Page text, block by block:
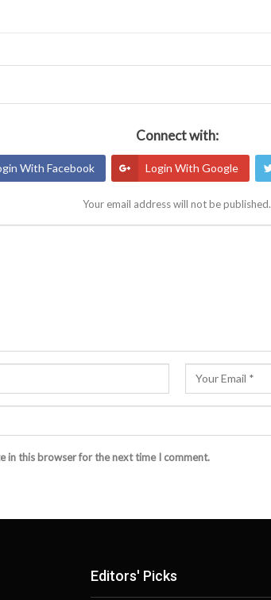
Connect with:
With Facebook Login With Google
Your email address will not be published.
in this browser for the next time I comment.
Editors' Picks